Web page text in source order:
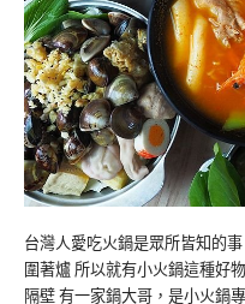
台灣人愛吃火鍋是眾所皆知的
圍著爐 所以就有小火鍋這種好
隔壁 有一家鍋大哥，是小火鍋